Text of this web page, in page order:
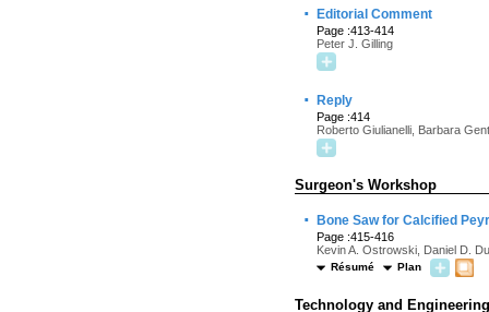
· Editorial Comment
Page :413-414
Peter J. Gilling
· Reply
Page :414
Roberto Giulianelli, Barbara
Surgeon's Workshop
· Bone Saw for Calcified
Page :415-416
Kevin A. Ostrowski, Daniel D.
Résumé Plan
Technology and Engineering